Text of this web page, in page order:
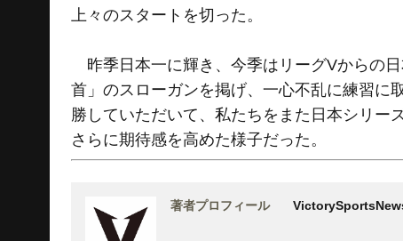
上々のスタートを切った。
昨季日本一に輝き、今季はリーグVからの
首」のスローガンを掲げ、一心不乱に練習に
勝していただいて、私たちをまた日本シリー
さらに期待感を高めた様子だった。
著者プロフィール